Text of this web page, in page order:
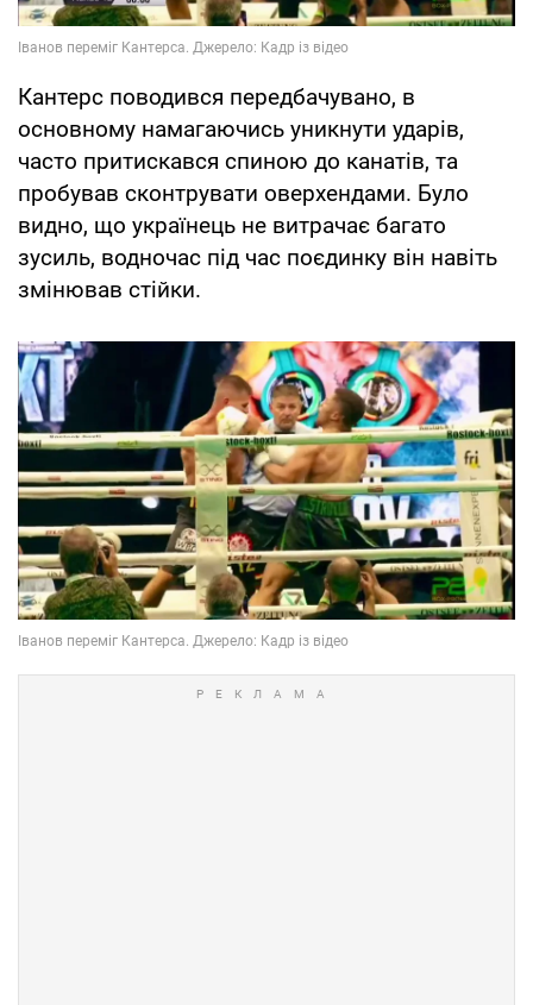
Кантерс поводився передбачувано, в
основному намагаючись уникнути ударів,
часто притискався спиною до канатів, та
пробував сконтрувати оверхендами. Було
видно, що українець не витрачає багато
зусиль, водночас під час поєдинку він навіть
змінював стійки.